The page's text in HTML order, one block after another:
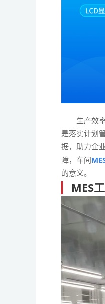
生产效
是落实计划
据，助力企
障，车间
的意义。
MES